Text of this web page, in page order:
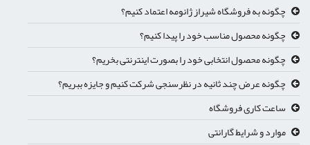
چگونه به فروشگاه شیراز ژانومه اعتماد کنیم؟
چگونه محصول مناسب خود را پیدا کنیم؟
چگونه محصول انتخابی خود را بصورت اینترنتی بخریم؟
چگونه عرض چند ثانیه در نظرسنجی شرکت کنیم و جایزه ببریم؟
ساعت کاری فروشگاه
موارد و شرایط گارانتی